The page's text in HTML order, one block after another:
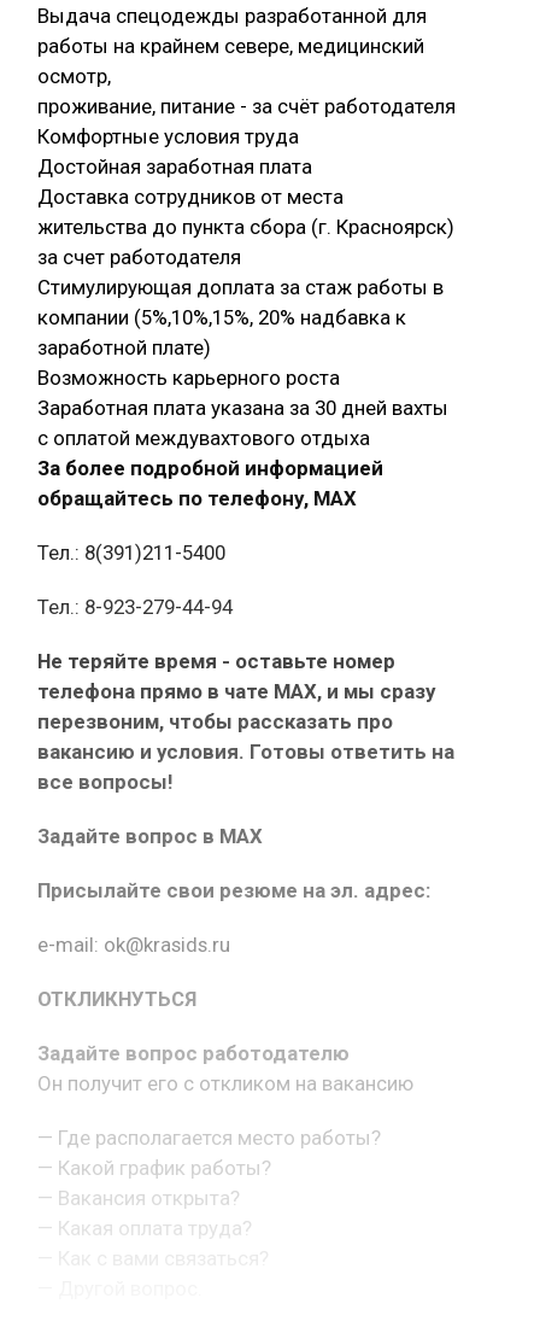
Выдача спецодежды разработанной для
работы на крайнем севере, медицинский
осмотр,
проживание, питание - за счёт работодателя
Комфортные условия труда
Достойная заработная плата
Доставка сотрудников от места
жительства до пункта сбора (г. Красноярск)
за счет работодателя
Стимулирующая доплата за стаж работы в
компании (5%,10%,15%, 20% надбавка к
заработной плате)
Возможность карьерного роста
Заработная плата указана за 30 дней вахты
с оплатой междувахтового отдыха
За более подробной информацией
обращайтесь по телефону, МАХ
Тел.: 8(391)211-5400
Тел.: 8-923-279-44-94
Не теряйте время - оставьте номер
телефона прямо в чате MAX, и мы сразу
перезвоним, чтобы рассказать про
вакансию и условия. Готовы ответить на
все вопросы!
Задайте вопрос в MAX
Присылайте свои резюме на эл. адрес:
e-mail: ok@krasids.ru
ОТКЛИКНУТЬСЯ
Задайте вопрос работодателю
Он получит его с откликом на вакансию
— Где располагается место работы?
— Какой график работы?
— Вакансия открыта?
— Какая оплата труда?